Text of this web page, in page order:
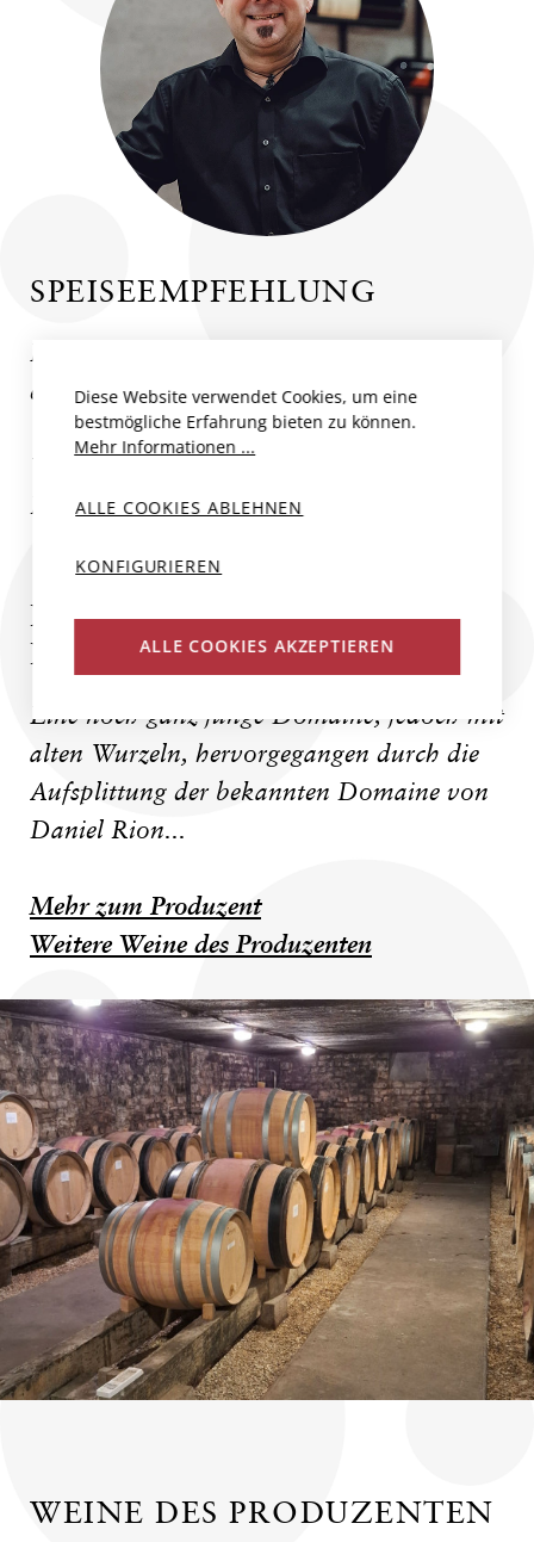
SPEISEEMPFEHLUNG
Ein edler Wein zu edler Küche, wie etwa zu
einem "Tournedos Rossini" oder zu
"Lièvre à la Royal". Wunderbar auch zu
Wildgerichten wie einem klassischen
Rehrücken.
DOMAINE PASCALE RION
DELHAUTAL
Eine noch ganz junge Domaine, jedoch mit
alten Wurzeln, hervorgegangen durch die
Aufsplittung der bekannten Domaine von
Daniel Rion...
Mehr zum Produzent
Weitere Weine des Produzenten
WEINE DES PRODUZENTEN
Diese Website verwendet Cookies, um eine
bestmögliche Erfahrung bieten zu können.
Mehr Informationen ...
ALLE COOKIES ABLEHNEN
KONFIGURIEREN
ALLE COOKIES AKZEPTIEREN